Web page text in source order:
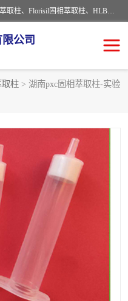
河北艺心逸意科技有限公司主营：C18固相萃取柱、Florisil固相萃取柱、HLB固相萃取柱、MCX固相萃取柱、QuEChERS、固相萃取空柱、针式过滤器 、固相萃取柱、黄曲霉毒素亲和柱。全国咨询热线：18630105913。河北艺心逸意科技有限公司接受来样定做，我们秉承着“顾客至上，锐意进取”的经营理念，坚持客户至上的原则为广大客户提供优质的服务，欢迎广大客户惠顾！免费咨询！
公司
取柱 > 湖南pxc固相萃取柱-实验
SPE填料
过滤器/滤膜
SPE配件
96孔板